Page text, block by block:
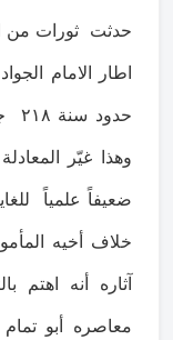
حدثت ثورات من
اطار الامام
وهذا غيّر
ضعيفاً علمياً
خلاف أخيه
آثاره أنه
معاصره أبو